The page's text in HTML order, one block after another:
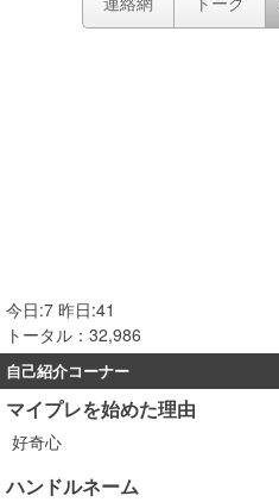
今日:7 昨日:41
トータル：32,986
自己紹介コーナー
マイプレを始めた理由
好奇心
ハンドルネーム